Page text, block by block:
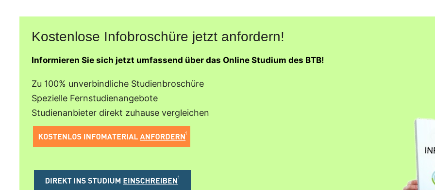
Kostenlose Infobroschüre jetzt anfordern!
Informieren Sie sich jetzt umfassend über das Online Studium des BTB!
Zu 100% unverbindliche Studienbroschüre
Spezielle Fernstudienangebote
Studienanbieter direkt zuhause vergleichen